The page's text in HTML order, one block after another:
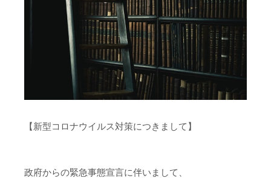
【新型コロナウイルス対策につきまして】
政府からの緊急事態宣言に伴いまして、